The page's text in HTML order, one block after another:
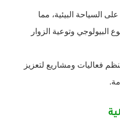
السياحة البيئية، مما
البيولوجي وتوعية الزوار
فعاليات ومشاريع لتعزيز